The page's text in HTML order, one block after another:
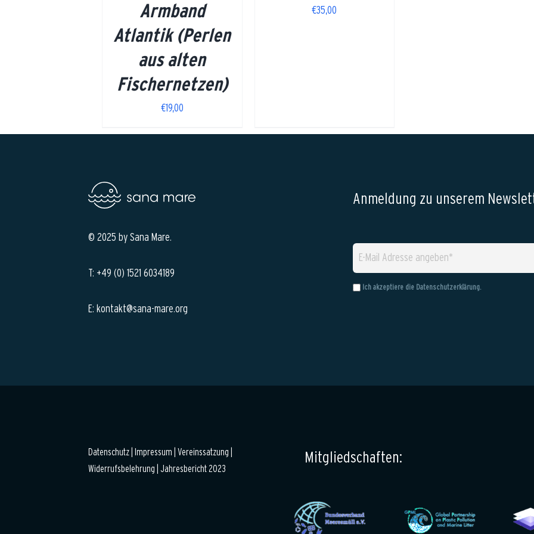
Armband
Atlantik (Perlen
aus alten
Fischernetzen)
€19,00
€35,00
© 2025 by Sana Mare.
T: +49 (0) 1521 6034189
E: kontakt@sana-mare.org
Anmeldung zu unserem
Ich akzeptiere die Datenschutzerklärung.
Datenschutz| Impressum | Vereinssatzung |
Widerrufsbelehrung Jahresbericht 2023
Mitgliedschaften: